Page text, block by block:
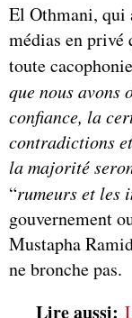
El Othmani, qui
médias en privé
toute
que nous avons
confiance, la
contradictions
la majorité
“rumeurs et les
gouvernement
Mustapha
ne bronche pas.
Lire aussi: